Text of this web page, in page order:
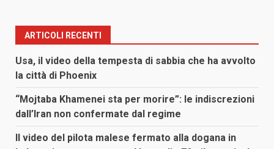
ARTICOLI RECENTI
Usa, il video della tempesta di sabbia che ha avvolto
la città di Phoenix
“Mojtaba Khamenei sta per morire”: le indiscrezioni
dall’Iran non confermate dal regime
Il video del pilota malese fermato alla dogana in